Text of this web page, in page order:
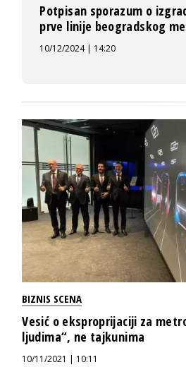
Potpisan sporazum o
prve linije beogradskog
10/12/2024 | 14:20
BIZNIS SCENA
Vesić o eksproprijaciji za
ljudima“, ne tajkunima
10/11/2021 | 10:11